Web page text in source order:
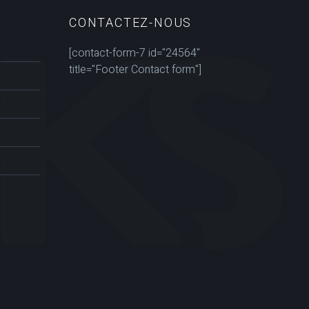
CONTACTEZ-NOUS
[contact-form-7 id="24564"
title="Footer Contact form"]